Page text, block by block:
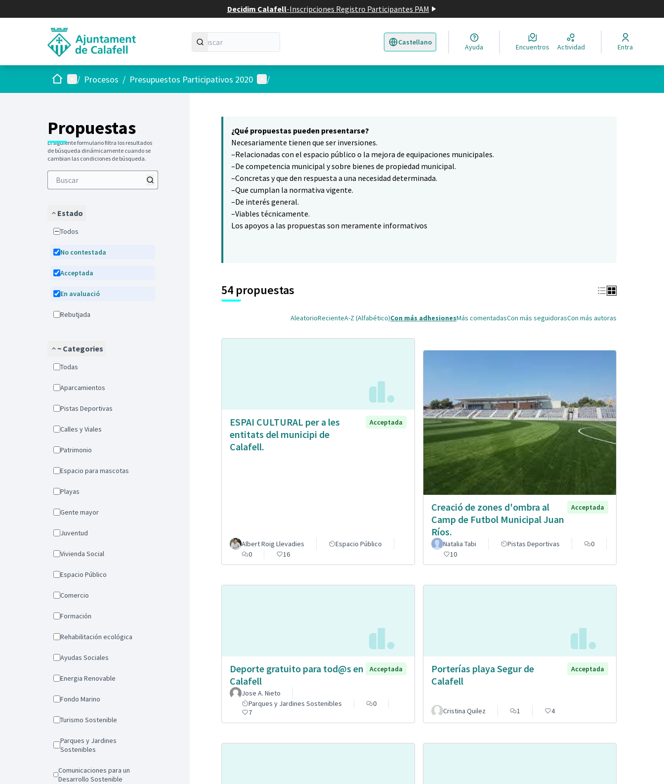
Decidim Calafell-Inscripciones Registro Participantes PAM
Castellano
Triar la llengua Elegir el idioma
Ayuda Encuentros Actividad Entra
InicioMenú principal
/ Procesos / Presupuestos Participativos 2020 Menú de usuario
/
Propuestas
El siguiente formulario filtra los resultados
de búsqueda dinámicamente cuando se
cambian las condiciones de búsqueda.
Estado
Todos
No contestada
Acceptada
En avaluació
Rebutjada
~ Categories
Todas
Aparcamientos
Pistas Deportivas
Calles y Viales
Patrimonio
Espacio para mascotas
Playas
Gente mayor
Juventud
Vivienda Social
Espacio Público
Comercio
Formación
Rehabilitación ecológica
Ayudas Sociales
Energia Renovable
Fondo Marino
Turismo Sostenible
Parques y Jardines
Sostenibles
Comunicaciones para un
Desarrollo Sostenible
6
¿Qué propuestas pueden presentarse?
Necesariamente tienen que ser inversiones.
–Relacionadas con el espacio público o la mejora de equipaciones municipales.
–De competencia municipal y sobre bienes de propiedad municipal.
–Concretas y que den respuesta a una necesidad determinada.
–Que cumplan la normativa vigente.
–De interés general.
–Viables técnicamente.
Los apoyos a las propuestas son meramente informativos
54 propuestas
AleatorioRecienteA-Z (Alfabético)Con más adhesionesMás comentadasCon más seguidorasCon más autoras
ESPAI CULTURAL per a les
entitats del municipi de
Calafell.
Acceptada
Albert Roig Llevadies
Espacio Público
0
16
Creació de zones d'ombra al
Camp de Futbol Municipal Juan
Ríos.
Acceptada
Natalia Tabi Pistas Deportivas
0
10
Deporte gratuito para tod@s en
Calafell
Acceptada
Jose A. Nieto
Parques y Jardines Sostenibles
0
7
Porterías playa Segur de
Calafell
Acceptada
Cristina Quilez 1 4